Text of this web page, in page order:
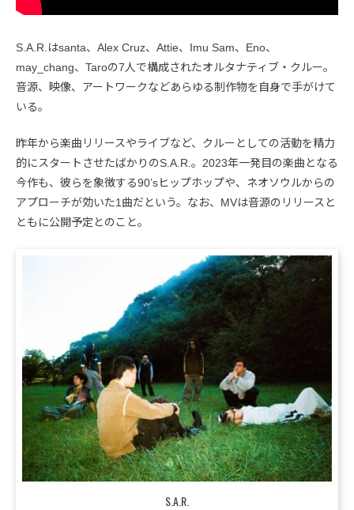
S.A.R.はsanta、Alex Cruz、Attie、Imu Sam、Eno、
may_chang、Taroの7人で構成されたオルタナティブ・クルー。
音源、映像、アートワークなどあらゆる制作物を自身で手がけて
いる。
昨年から楽曲リリースやライブなど、クルーとしての活動を精力
的にスタートさせたばかりのS.A.R.。2023年一発目の楽曲となる
今作も、彼らを象徴する90’sヒップホップや、ネオソウルからの
アプローチが効いた1曲だという。なお、MVは音源のリリースと
ともに公開予定とのこと。
S.A.R.